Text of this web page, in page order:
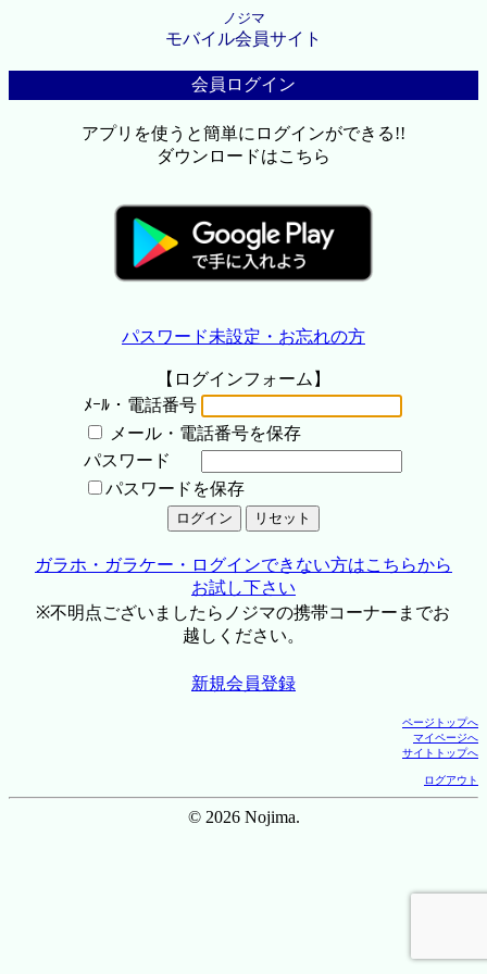
ノジマ
モバイル会員サイト
会員ログイン
アプリを使うと簡単にログインができる!!
ダウンロードはこちら
パスワード未設定・お忘れの方
【ログインフォーム】
ﾒｰﾙ・電話番号
メール・電話番号を保存
パスワード
パスワードを保存
ガラホ・ガラケー・ログインできない方はこちらから
お試し下さい
※不明点ございましたらノジマの携帯コーナーまでお
越しください。
新規会員登録
ページトップへ
マイページへ
サイトトップへ
ログアウト
© 2026 Nojima.